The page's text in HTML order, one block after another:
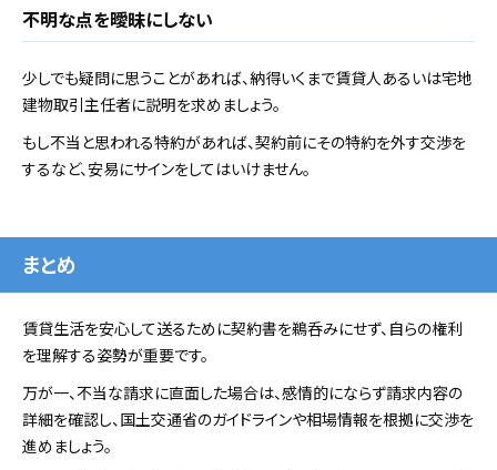
不明な点を曖昧にしない
少しでも疑問に思うことがあれば、納得いくまで賃貸人あるいは宅地
建物取引主任者に説明を求めましょう。
もし不当と思われる特約があれば、契約前にその特約を外す交渉を
するなど、安易にサインをしてはいけません。
まとめ
賃貸生活を安心して送るために契約書を鵜呑みにせず、自らの権利
を理解する姿勢が重要です。
万が一、不当な請求に直面した場合は、感情的にならず請求内容の
詳細を確認し、国土交通省のガイドラインや相場情報を根拠に交渉を
進めましょう。